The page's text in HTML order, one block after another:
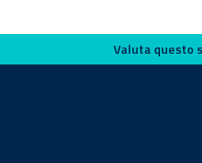
Valuta questo